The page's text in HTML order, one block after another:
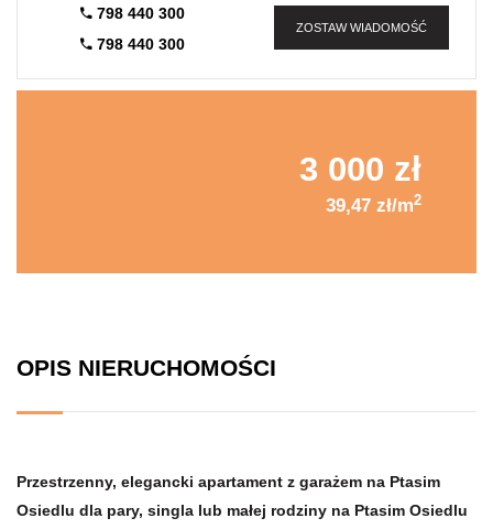
798 440 300
798 440 300
ZOSTAW WIADOMOŚĆ
3 000 zł
39,47 zł/m2
OPIS NIERUCHOMOŚCI
Przestrzenny, elegancki apartament z garażem na Ptasim
Osiedlu dla pary, singla lub małej rodziny na Ptasim Osiedlu